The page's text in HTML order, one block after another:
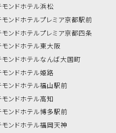
モンドホテル浜松
モンドホテルプレミア京都駅前
モンドホテルプレミア京都四条
モンドホテル東大阪
モンドホテルなんば大国町
モンドホテル姫路
モンドホテル福山駅前
モンドホテル高知
モンドホテル博多駅前
モンドホテル福岡天神